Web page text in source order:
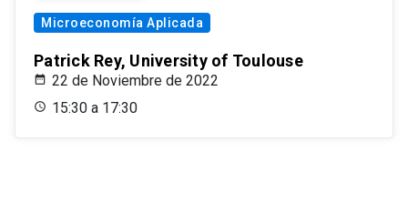
Microeconomía Aplicada
Patrick Rey, University of Toulouse
22 de Noviembre de 2022
15:30 a 17:30